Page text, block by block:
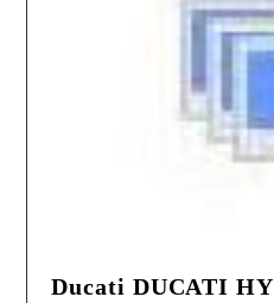
Ducati DUCATI